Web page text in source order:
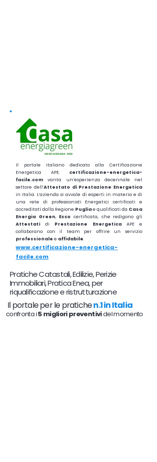
Il portale italiano dedicato alla Certificazione
Energetica APE. certificazione-energetica-
facile.com vanta un’esperienza decennale nel
settore dell’Attestato di Prestazione Energetica
in Italia. L’azienda si avvale di esperti in materia e di
una rete di professionisti Energetici certificati e
accreditati dalla Regione Pugliae qualificati da Casa
Energia Green, Escocertificata, che redigono gli
Attestatidi Prestazione EnergeticaAPE e
collaborano con il team per offrire un servizio
professionale e affidabile.
www.certificazione-energetica-
facile.com
Pratiche Catastali, Edilizie, Perizie
Immobiliari, Pratica Enea, per
riqualificazione e ristrutturazione
Il portale per le pratichen.1 in Italia
confronta i5 migliori preventividel momento